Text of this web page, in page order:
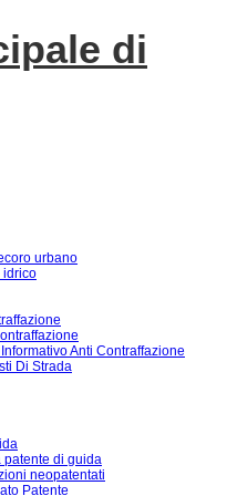
urbano
idrico
Anti Contraffazione
Di Strada
patente di guida
neopatentati
Patente